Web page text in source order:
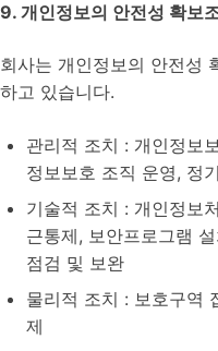
9. 개인정보의 안전성 확보
회사는 개인정보의 안전성
하고 있습니다.
관리적 조치 : 개인정보
정보보호 조직 운영, 정
기술적 조치 : 개인정보
근통제, 보안프로그램
점검 및 보완
물리적 조치 : 보호구역
제